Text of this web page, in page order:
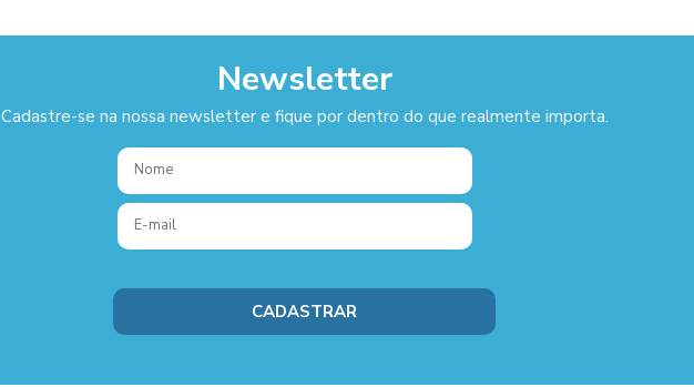
Newsletter
Cadastre-se na nossa newsletter e fique por dentro do que realmente importa.